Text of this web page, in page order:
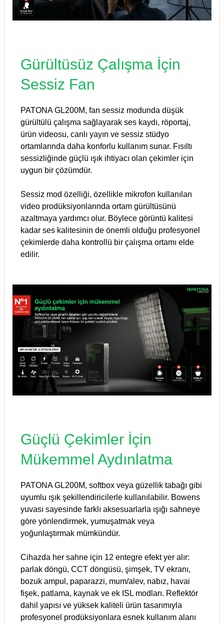
Gürültüsüz Çalışma İçin
Sessiz Fan
PATONA GL200M, fan sessiz modunda düşük
gürültülü çalışma sağlayarak ses kaydı, röportaj,
ürün videosu, canlı yayın ve sessiz stüdyo
ortamlarında daha konforlu kullanım sunar. Fısıltı
sessizliğinde güçlü ışık ihtiyacı olan çekimler için
uygun bir çözümdür.
Sessiz mod özelliği, özellikle mikrofon kullanılan
video prodüksiyonlarında ortam gürültüsünü
azaltmaya yardımcı olur. Böylece görüntü kalitesi
kadar ses kalitesinin de önemli olduğu profesyonel
çekimlerde daha kontrollü bir çalışma ortamı elde
edilir.
Güçlü Çekimler İçin
Mükemmel Aydınlatma
PATONA GL200M, softbox veya güzellik tabağı gibi
uyumlu ışık şekillendiricilerle kullanılabilir. Bowens
yuvası sayesinde farklı aksesuarlarla ışığı sahneye
göre yönlendirmek, yumuşatmak veya
yoğunlaştırmak mümkündür.
Cihazda her sahne için 12 entegre efekt yer alır:
parlak döngü, CCT döngüsü, şimşek, TV ekranı,
bozuk ampul, paparazzi, mum/alev, nabız, havai
fişek, patlama, kaynak ve ek ISL modları. Reflektör
dahil yapısı ve yüksek kaliteli ürün tasarımıyla
profesyonel prodüksiyonlara esnek kullanım alanı